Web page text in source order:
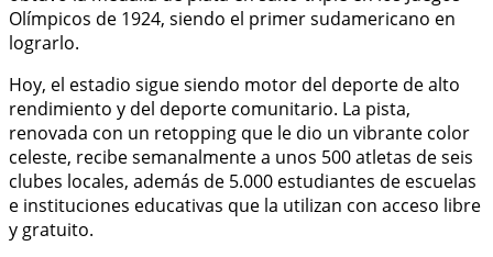
Olímpicos de 1924, siendo el primer sudamericano en
lograrlo.
Hoy, el estadio sigue siendo motor del deporte de alto
rendimiento y del deporte comunitario. La pista,
renovada con un retopping que le dio un vibrante color
celeste, recibe semanalmente a unos 500 atletas de seis
clubes locales, además de 5.000 estudiantes de escuelas
e instituciones educativas que la utilizan con acceso libre
y gratuito.